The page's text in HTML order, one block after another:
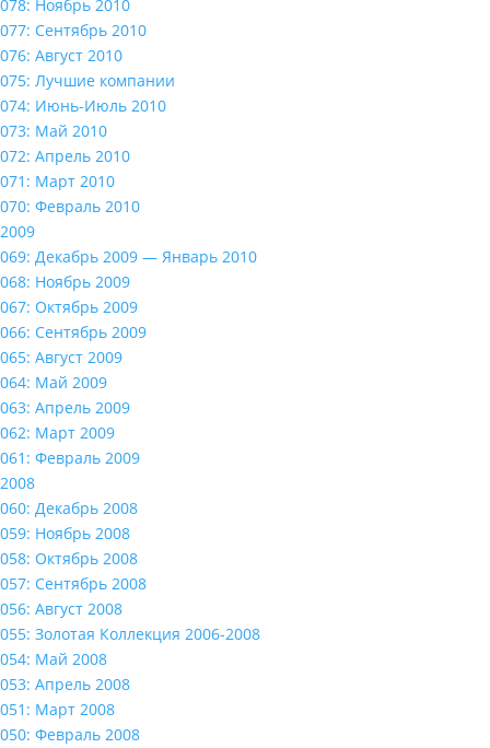
078: Ноябрь 2010
077: Сентябрь 2010
076: Август 2010
075: Лучшие компании
074: Июнь-Июль 2010
073: Май 2010
072: Апрель 2010
071: Март 2010
070: Февраль 2010
2009
069: Декабрь 2009 — Январь 2010
068: Ноябрь 2009
067: Октябрь 2009
066: Сентябрь 2009
065: Август 2009
064: Май 2009
063: Апрель 2009
062: Март 2009
061: Февраль 2009
2008
060: Декабрь 2008
059: Ноябрь 2008
058: Октябрь 2008
057: Сентябрь 2008
056: Август 2008
055: Золотая Коллекция 2006-2008
054: Май 2008
053: Апрель 2008
051: Март 2008
050: Февраль 2008